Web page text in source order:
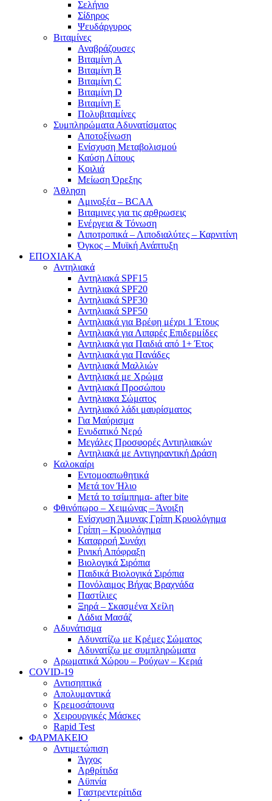
Σελήνιο
Σίδηρος
Ψευδάργυρος
Βιταμίνες
Αναβράζουσες
Βιταμίνη A
Βιταμίνη B
Βιταμίνη C
Βιταμίνη D
Βιταμίνη E
Πολυβιταμίνες
Συμπληρώματα Αδυνατίσματος
Αποτοξίνωση
Ενίσχυση Μεταβολισμού
Καύση Λίπους
Κοιλιά
Μείωση Όρεξης
Άθληση
Αμινοξέα – BCAA
Βιταμινες για τις αρθρωσεις
Ενέργεια & Τόνωση
Λιποτροπικά – Λιποδιαλύτες – Καρνιτίνη
Όγκος – Μυϊκή Ανάπτυξη
ΕΠΟΧΙΑΚΑ
Αντηλιακά
Αντηλιακά SPF15
Αντηλιακά SPF20
Αντηλιακά SPF30
Αντηλιακά SPF50
Αντηλιακά για Βρέφη μέχρι 1 Έτους
Αντηλιακά για Λιπαρές Επιδερμίδες
Αντηλιακά για Παιδιά από 1+ Έτος
Αντηλιακά για Πανάδες
Αντηλιακά Μαλλιών
Αντηλιακά με Χρώμα
Αντηλιακά Προσώπου
Αντηλιακα Σώματος
Αντηλιακό λάδι μαυρίσματος
Για Μαύρισμα
Ενυδατικό Νερό
Μεγάλες Προσφορές Αντιηλιακών
Αντηλιακά με Αντιγηραντική Δράση
Καλοκαίρι
Εντομοαπωθητικά
Μετά τον Ήλιο
Μετά το τσίμπημα- after bite
Φθινόπωρο – Χειμώνας – Άνοιξη
Ενίσχυση Άμυνας Γρίπη Κρυολόγημα
Γρίπη – Κρυολόγημα
Καταρροή Συνάχι
Ρινική Απόφραξη
Βιολογικά Σιρόπια
Παιδικά Βιολογικά Σιρόπια
Πονόλαιμος Βήχας Βραχνάδα
Παστίλιες
Ξηρά – Σκασμένα Χείλη
Λάδια Μασάζ
Αδυνάτισμα
Αδυνατίζω με Κρέμες Σώματος
Αδυνατίζω με συμπληρώματα
Αρωματικά Χώρου – Ρούχων – Κεριά
COVID-19
Αντισηπτικά
Απολυμαντικά
Κρεμοσάπουνα
Χειρουργικές Μάσκες
Rapid Test
ΦΑΡΜΑΚΕΙΟ
Αντιμετώπιση
Άγχος
Αρθρίτιδα
Αϋπνία
Γαστρεντερίτιδα